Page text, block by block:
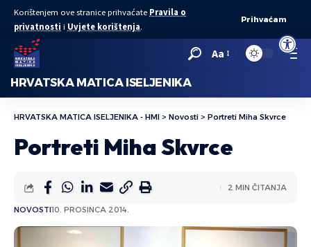
Open
Korištenjem ove stranice prihvaćate Pravila o
privatnosti i Uvjete korištenja.
Prihvaćam
Aa
HRVATSKA MATICA ISELJENIKA
HRVATSKA MATICA ISELJENIKA - HMI > Novosti > Portreti Miha Skvrce
Portreti Miha Skvrce
NOVOSTI10. PROSINCA 2014.
2 MIN ČITANJA